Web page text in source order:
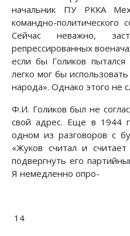
начальник ПУ РККА
командно-политического
Сейчас неважно,
репрессированных
если бы Голиков
легко мог бы
народа». Однако этого не
Ф.И. Голиков был не
свой адрес. Еще в 1944
одном из разговоров с
«Жуков считал и
подвергнуть его
Я немедленно опро-
14